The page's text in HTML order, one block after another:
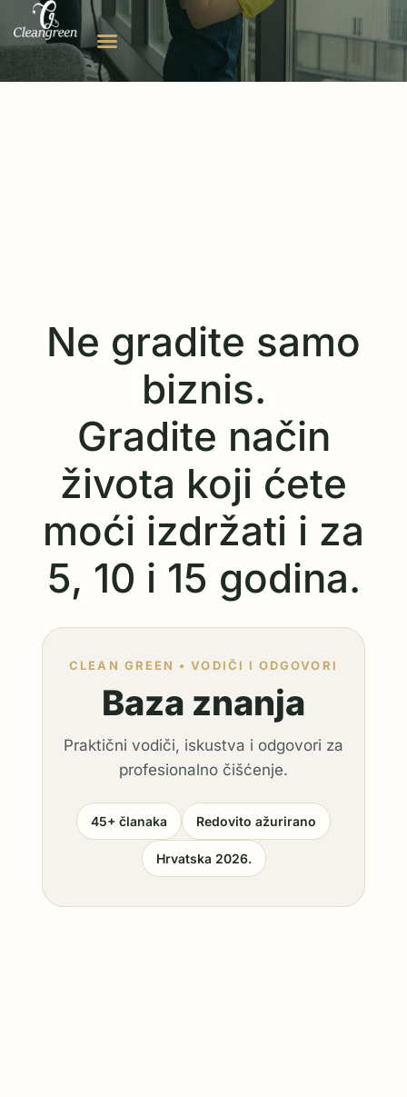
Ne gradite samo
biznis.
Gradite način
života koji ćete
moći izdržati i za
5, 10 i 15 godina.
CLEAN GREEN • VODIČI I ODGOVORI
Baza znanja
Praktični vodiči, iskustva i odgovori za
profesionalno čišćenje.
45+ članaka Redovito ažurirano
Hrvatska 2026.